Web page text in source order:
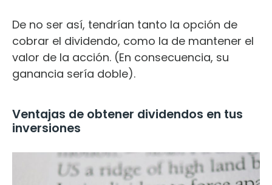
De no ser así, tendrían tanto la opción de
cobrar el dividendo, como la de mantener el
valor de la acción. (En consecuencia, su
ganancia sería doble).
Ventajas de obtener dividendos en tus
inversiones